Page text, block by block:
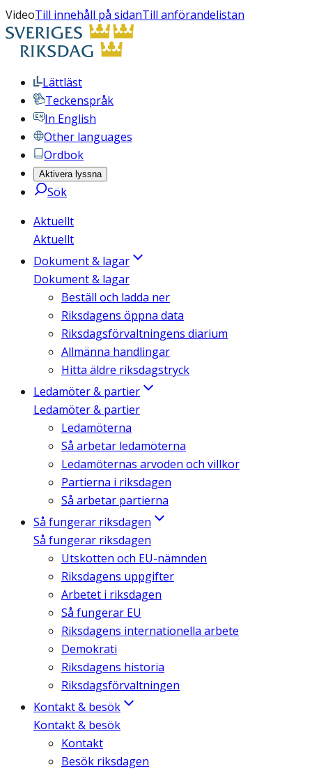
VideoTill innehåll på sidanTill anförandelistan
Lättläst
Teckenspråk
In English
Other languages
Ordbok
Aktivera lyssna
Sök
Aktuellt
Aktuellt
Dokument & lagar
Dokument & lagar
Beställ och ladda ner
Riksdagens öppna data
Riksdagsförvaltningens diarium
Allmänna handlingar
Hitta äldre riksdagstryck
Ledamöter & partier
Ledamöter & partier
Ledamöterna
Så arbetar ledamöterna
Ledamöternas arvoden och villkor
Partierna i riksdagen
Så arbetar partierna
Så fungerar riksdagen
Så fungerar riksdagen
Utskotten och EU-nämnden
Riksdagens uppgifter
Arbetet i riksdagen
Så fungerar EU
Riksdagens internationella arbete
Demokrati
Riksdagens historia
Riksdagsförvaltningen
Kontakt & besök
Kontakt & besök
Kontakt
Besök riksdagen